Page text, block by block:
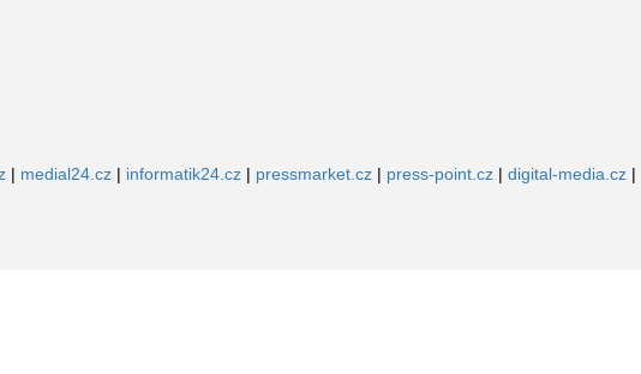
| medial24.cz | informatik24.cz | pressmarket.cz | press-point.cz | digital-media.cz |